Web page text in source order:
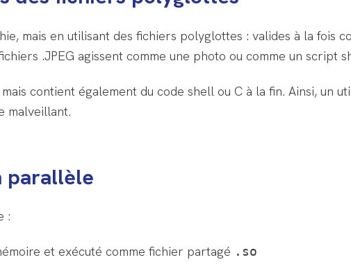
mais en utilisant des fichiers polyglottes : valides à la fois
.JPEG agissent comme une photo ou comme un script
contient également du code shell ou C à la fin. Ainsi, un
malveillant.
parallèle
:
et exécuté comme fichier partagé .so